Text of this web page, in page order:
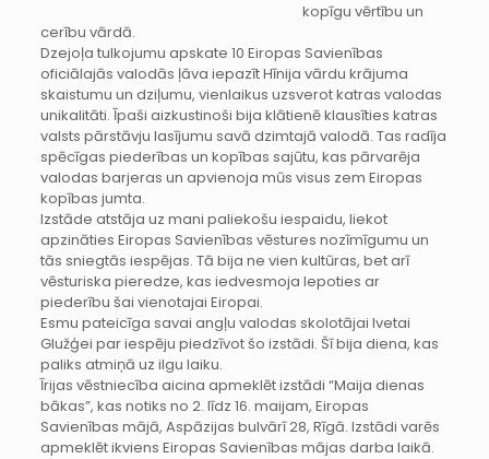
kopīgu vērtību un
cerību vārdā.
Dzejoļa tulkojumu apskate 10 Eiropas Savienības
oficiālajās valodās ļāva iepazīt Hīnija vārdu krājuma
skaistumu un dziļumu, vienlaikus uzsverot katras valodas
unikalitāti. Īpaši aizkustinoši bija klātienē klausīties katras
valsts pārstāvju lasījumu savā dzimtajā valodā. Tas radīja
spēcīgas piederības un kopības sajūtu, kas pārvarēja
valodas barjeras un apvienoja mūs visus zem Eiropas
kopības jumta.
Izstāde atstāja uz mani paliekošu iespaidu, liekot
apzināties Eiropas Savienības vēstures nozīmīgumu un
tās sniegtās iespējas. Tā bija ne vien kultūras, bet arī
vēsturiska pieredze, kas iedvesmoja lepoties ar
piederību šai vienotajai Eiropai.
Esmu pateicīga savai angļu valodas skolotājai Ivetai
Glužģei par iespēju piedzīvot šo izstādi. Šī bija diena, kas
paliks atmiņā uz ilgu laiku.
Īrijas vēstniecība aicina apmeklēt izstādi “Maija dienas
bākas”, kas notiks no 2. līdz 16. maijam, Eiropas
Savienības mājā, Aspāzijas bulvārī 28, Rīgā. Izstādi varēs
apmeklēt ikviens Eiropas Savienības mājas darba laikā.